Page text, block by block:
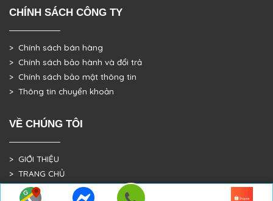
CHÍNH SÁCH CÔNG TY
> Chính sách bán hàng
> Chính sách bảo hành và đổi trả
> Chính sách bảo mật thông tin
> Thông tin chuyển khoản
VỀ CHÚNG TÔI
> GIỚI THIỆU
> TRANG CHỦ
> DỰ ÁN THỰC TẾ